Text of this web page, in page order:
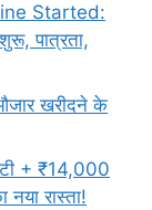
Started:
पात्रता,
खरीदने के
+ ₹14,000
नया रास्ता!